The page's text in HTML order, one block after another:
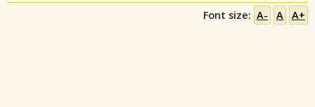
Font size: A- A A+